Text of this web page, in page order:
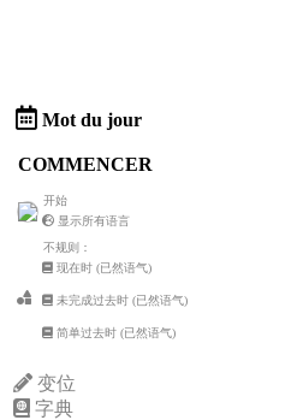
Mot du jour
COMMENCER
开始
显示所有语言
不规则：
现在时 (已然语气)
未完成过去时 (已然语气)
简单过去时 (已然语气)
变位
字典